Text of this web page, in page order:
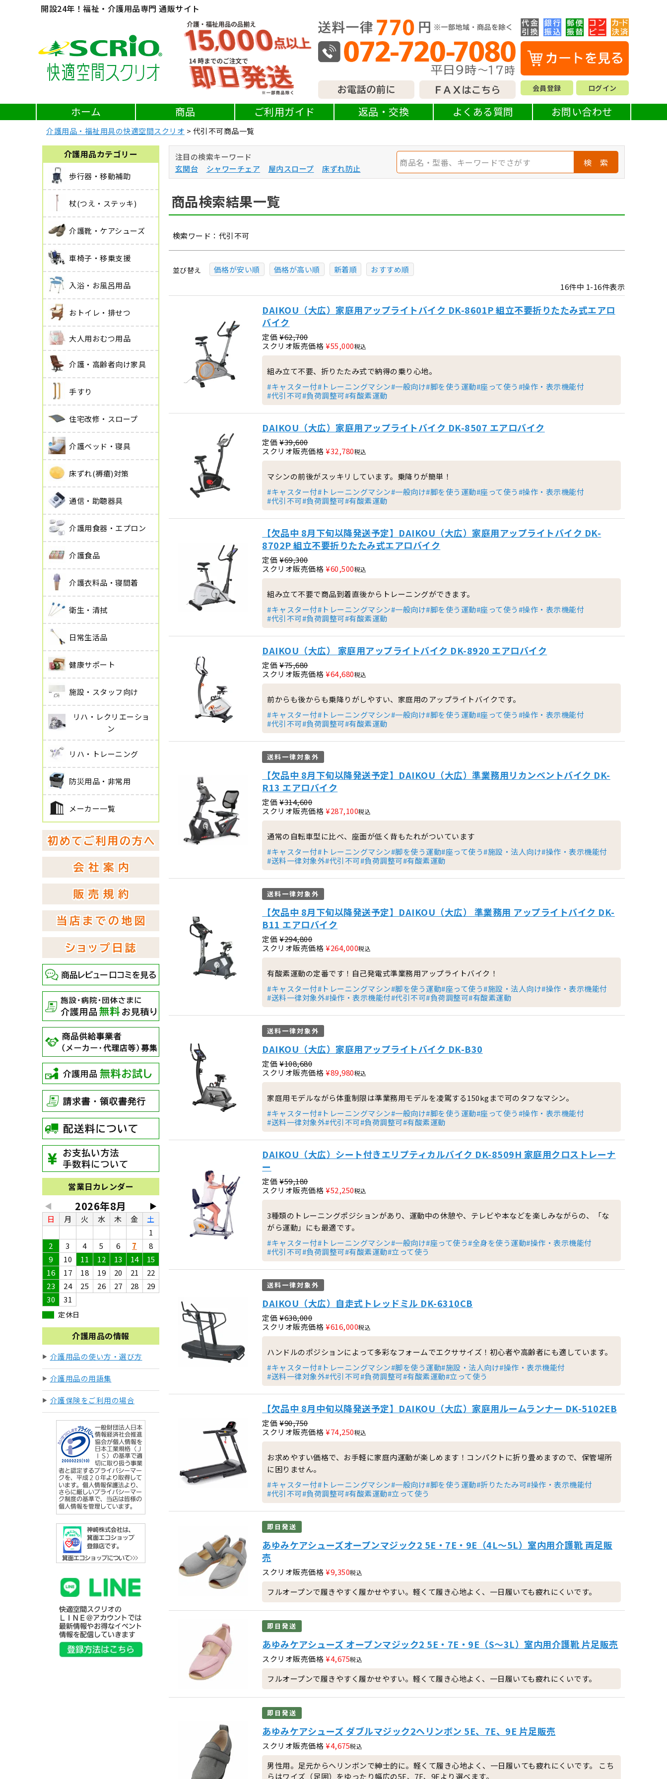
開設24年！福祉・介護用品専門 通販サイト
会員登録 ログイン
ホーム 商品 ご利用ガイド 返品・交換 よくある質問 お問い合わせ
介護用品・福祉用具の快適空間スクリオ 代引不可商品一覧
介護用品カテゴリー
歩行器・移動補助
杖(つえ・ステッキ)
介護靴・ケアシューズ
車椅子・移乗支援
入浴・お風呂用品
おトイレ・排せつ
大人用おむつ用品
介護・高齢者向け家具
手すり
住宅改修・スロープ
介護ベッド・寝具
床ずれ(褥瘡)対策
通信・助聴器具
介護用食器・エプロン
介護食品
介護衣料品・寝間着
衛生・清拭
日常生活品
健康サポート
施設・スタッフ向け
リハ・レクリエーショ
ン
リハ・トレーニング
防災用品・非常用
メーカー一覧
営業日カレンダー
◀ ▶
2026年8月
日 月 火 水 木 金
土
1
2
3 4 5 6 7
8
9
10 11 12 13 14
15
16
17 18 19 20 21
22
23
24 25 26 27 28
29
30
31
定休日
介護用品の情報
介護用品の使い方・選び方
介護用品の用語集
介護保険をご利用の場合
注目の検索キーワード
玄関台
シャワーチェア 屋内スロープ 床ずれ防止
検 索
商品検索結果一覧
検索ワード：代引不可
並び替え 価格が安い順 価格が高い順 新着順
おすすめ順
16件中 1-16件表示
DAIKOU（大広）家庭用アップライトバイク DK-8601P 組立不要折りたたみ式エアロ
バイク
定価 ¥62,700
スクリオ販売価格 ¥55,000税込
組み立て不要、折りたたみ式で納得の乗り心地。
#キャスター付#トレーニングマシン#一般向け#脚を使う運動#座って使う#操作・表示機能付
#代引不可#負荷調整可#有酸素運動
DAIKOU（大広）家庭用アップライトバイク DK-8507 エアロバイク
定価 ¥39,600
スクリオ販売価格 ¥32,780税込
マシンの前後がスッキリしています。乗降りが簡単！
#キャスター付#トレーニングマシン#一般向け#脚を使う運動#座って使う#操作・表示機能付
#代引不可#負荷調整可#有酸素運動
【欠品中 8月下旬以降発送予定】DAIKOU（大広）家庭用アップライトバイク DK-
8702P 組立不要折りたたみ式エアロバイク
定価 ¥69,300
スクリオ販売価格 ¥60,500税込
組み立て不要で商品到着直後からトレーニングができます。
#キャスター付#トレーニングマシン#一般向け#脚を使う運動#座って使う#操作・表示機能付
#代引不可#負荷調整可#有酸素運動
DAIKOU（大広） 家庭用アップライトバイク DK-8920 エアロバイク
定価 ¥75,680
スクリオ販売価格 ¥64,680税込
前からも後からも乗降りがしやすい、家庭用のアップライトバイクです。
#キャスター付#トレーニングマシン#一般向け#脚を使う運動#座って使う#操作・表示機能付
#代引不可#負荷調整可#有酸素運動
送料一律対象外
【欠品中 8月下旬以降発送予定】DAIKOU（大広）準業務用リカンベントバイク DK-
R13 エアロバイク
定価 ¥314,600
スクリオ販売価格 ¥287,100税込
通常の自転車型に比べ、座面が低く背もたれがついています
#キャスター付#トレーニングマシン#脚を使う運動#座って使う#施設・法人向け#操作・表示機能付
#送料一律対象外#代引不可#負荷調整可#有酸素運動
送料一律対象外
【欠品中 8月下旬以降発送予定】DAIKOU（大広） 準業務用 アップライトバイク DK-
B11 エアロバイク
定価 ¥294,800
スクリオ販売価格 ¥264,000税込
有酸素運動の定番です！自己発電式準業務用アップライトバイク！
#キャスター付#トレーニングマシン#脚を使う運動#座って使う#施設・法人向け#操作・表示機能付
#送料一律対象外#操作・表示機能付#代引不可#負荷調整可#有酸素運動
送料一律対象外
DAIKOU（大広）家庭用アップライトバイク DK-B30
定価 ¥108,680
スクリオ販売価格 ¥89,980税込
家庭用モデルながら体重制限は準業務用モデルを凌駕する150kgまで可のタフなマシン。
#キャスター付#トレーニングマシン#一般向け#脚を使う運動#座って使う#操作・表示機能付
#送料一律対象外#代引不可#負荷調整可#有酸素運動
DAIKOU（大広）シート付きエリプティカルバイク DK-8509H 家庭用クロストレーナ
ー
定価 ¥59,180
スクリオ販売価格 ¥52,250税込
3種類のトレーニングポジションがあり、運動中の休憩や、テレビや本などを楽しみながらの、「な
がら運動」にも最適です。
#キャスター付#トレーニングマシン#一般向け#座って使う#全身を使う運動#操作・表示機能付
#代引不可#負荷調整可#有酸素運動#立って使う
送料一律対象外
DAIKOU（大広）自走式トレッドミル DK-6310CB
定価 ¥638,000
スクリオ販売価格 ¥616,000税込
ハンドルのポジションによって多彩なフォームでエクササイズ！初心者や高齢者にも適しています。
#キャスター付#トレーニングマシン#脚を使う運動#施設・法人向け#操作・表示機能付
#送料一律対象外#代引不可#負荷調整可#有酸素運動#立って使う
【欠品中 8月中旬以降発送予定】DAIKOU（大広）家庭用ルームランナー DK-5102EB
定価 ¥90,750
スクリオ販売価格 ¥74,250税込
お求めやすい価格で、お手軽に家庭内運動が楽しめます！コンパクトに折り畳めますので、保管場所
に困りません。
#キャスター付#トレーニングマシン#一般向け#脚を使う運動#折りたたみ可#操作・表示機能付
#代引不可#負荷調整可#有酸素運動#立って使う
即日発送
あゆみケアシューズオープンマジック2 5E・7E・9E（4L～5L）室内用介護靴 両足販
売
スクリオ販売価格 ¥9,350税込
フルオープンで履きやすく履かせやすい。軽くて履き心地よく、一日履いても疲れにくいです。
即日発送
あゆみケアシューズ オープンマジック2 5E・7E・9E（S～3L）室内用介護靴 片足販売
スクリオ販売価格 ¥4,675税込
フルオープンで履きやすく履かせやすい。軽くて履き心地よく、一日履いても疲れにくいです。
即日発送
あゆみケアシューズ ダブルマジック2ヘリンボン 5E、7E、9E 片足販売
スクリオ販売価格 ¥4,675税込
男性用。足元からヘリンボンで紳士的に。軽くて履き心地よく、一日履いても疲れにくいです。 こち
らはワイズ（足囲）をゆったり幅広の5E、7E、9Eより選べます。